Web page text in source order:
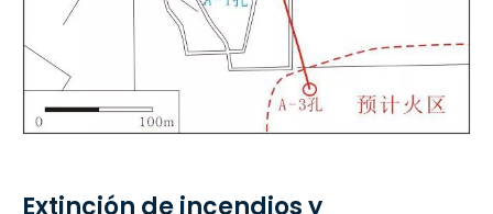
Extinción de incendios y